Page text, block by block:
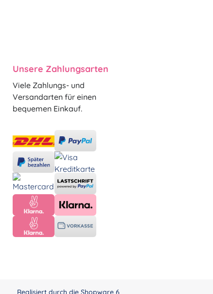
Unsere Zahlungsarten
Viele Zahlungs- und
Versandarten für einen
bequemen Einkauf.
Realisiert durch die Shopware 6